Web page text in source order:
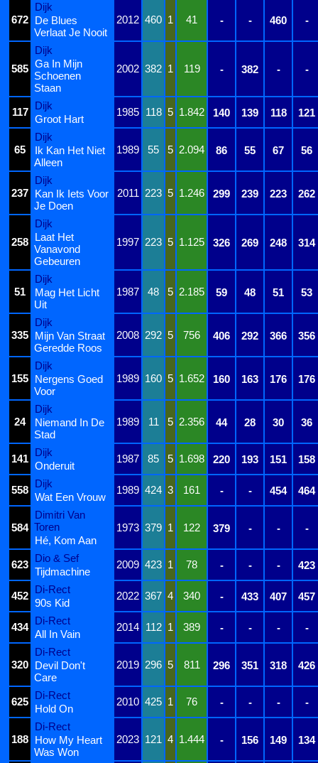
672
Dijk
2012 460 1 41 - - 460 -
De Blues
Verlaat Je Nooit
585
Dijk
2002 382 1 119 - 382 - -
Ga In Mijn
Schoenen
Staan
117
Dijk
1985 118 5 1.842 140 139 118 121
Groot Hart
65
Dijk
1989
55 5 2.094 86 55 67 56
Ik Kan Het Niet
Alleen
237
Dijk
2011 223 5 1.246 299 239 223 262
Kan Ik Iets Voor
Je Doen
258
Dijk
1997 223 5 1.125 326 269 248 314
Laat Het
Vanavond
Gebeuren
51
Dijk
1987
48 5 2.185 59 48 51 53
Mag Het Licht
Uit
335
Dijk
2008 292 5 756 406 292 366 356
Mijn Van Straat
Geredde Roos
155
Dijk
1989 160 5 1.652 160 163 176 176
Nergens Goed
Voor
24
Dijk
1989
11 5 2.356 44 28 30 36
Niemand In De
Stad
141
Dijk
1987 85 5 1.698 220 193 151 158
Onderuit
558
Dijk
1989 424 3 161 - - 454 464
Wat Een Vrouw
584
Dimitri Van
Toren
1973 379 1 122 379 - -
-
Hé, Kom Aan
623
Dio & Sef
2009 423 1 78 - - - 423
Tijdmachine
452
Di-Rect
2022 367 4 340 - 433 407 457
90s Kid
434
Di-Rect
2014 112 1 389 - - - -
All In Vain
320
Di-Rect
2019 296 5 811 296 351 318 426
Devil Don't
Care
625
Di-Rect
2010 425 1 76 - - - -
Hold On
188
Di-Rect
2023 121 4 1.444 - 156 149 134
How My Heart
Was Won